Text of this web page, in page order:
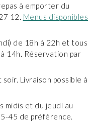
à emporter du
12. Menus disponibles
de 18h à 22h et tous
14h. Réservation par
Livraison possible à
midis et du jeudi au
45 de préférence.